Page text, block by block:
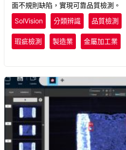
面不規則缺陷，實現可靠品質檢測。
SolVision
分類辨識 品質檢測
瑕疵檢測 製造業 金屬加工業